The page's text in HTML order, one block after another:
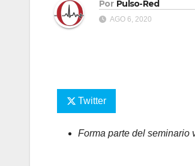
Por Pulso-Red
AGO 6, 2020
Twitter
Forma parte del seminario